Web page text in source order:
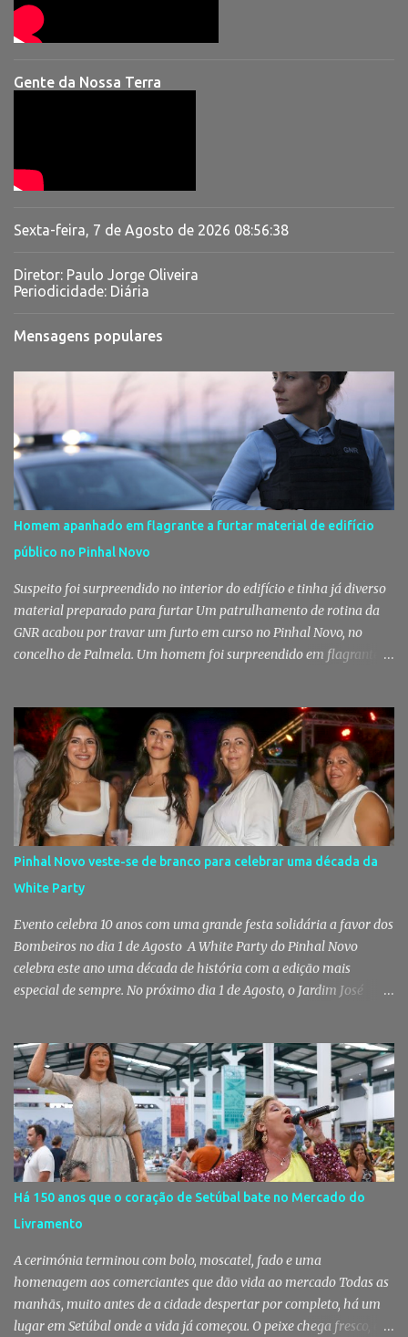
Gente da Nossa Terra
Sexta-feira, 7 de Agosto de 2026 08:56:39
Diretor: Paulo Jorge Oliveira
Periodicidade: Diária
Mensagens populares
Homem apanhado em flagrante a furtar material de edifício
público no Pinhal Novo
Suspeito foi surpreendido no interior do edifício e tinha já diverso
material preparado para furtar Um patrulhamento de rotina da
GNR acabou por travar um furto em curso no Pinhal Novo, no
concelho de Palmela. Um homem foi surpreendido em flagrante
militares da Guarda. Patrulhamento da GNR termina com
detenção por furto A detenção ocorreu no dia 4 de Agosto, - mas
divulgada só nesta quinta-feira - numa ação desenvolvida pelo
Posto Territorial de Pinhal Novo. Segundo a GNR, "no âmbito de
uma ação de patrulhamento, os militares da Guarda detetaram
uma viatura estacionada num local referenciado pela prática de
furtos e pelo consumo de estupefacientes", circunstância que
motivou a realização de diligências policiais. Foi no decorrer
dessas ações que os militares localizaram um suspeito no interior
de um edifício público. Apanhado em flagrante De ...
Pinhal Novo veste-se de branco para celebrar uma década da
White Party
Evento celebra 10 anos com uma grande festa solidária a favor dos
Bombeiros no dia 1 de Agosto A White Party do Pinhal Novo
celebra este ano uma década de história com a edição mais
especial de sempre. No próximo dia 1 de Agosto, o Jardim José
que parte das receitas reverterá para a Associação Humanitária
dos Bombeiros Voluntários do Pinhal Novo, reforçando o espírito
comunitário que sempre distinguiu este evento. O branco é a cor
essencial da festa de 1 de Agosto no Pinhal Novo 10 anos depois da
primeira edição, a White Party continua a ser muito mais do que
uma pista de dança ao ar livre. É um ponto de encontro entre
gerações, um momento de reencontro entre amigos e famílias,
mas também o reflexo daquilo que distingue o Pinhal Novo: a
capacidade de transformar uma ideia simples numa tradição que
mobiliza milhares de pessoas. Todos os anos, quando ch...
Há 150 anos que o coração de Setúbal bate no Mercado do
Livramento
A cerimónia terminou com bolo, moscatel, fado e uma
homenagem aos comerciantes que dão vida ao mercado Todas as
manhãs, muito antes de a cidade despertar por completo, há um
lugar em Setúbal onde a vida já começou. O peixe chega fresco, os